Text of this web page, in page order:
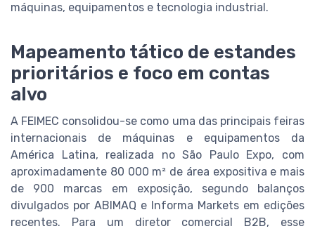
máquinas, equipamentos e tecnologia industrial.
Mapeamento tático de estandes
prioritários e foco em contas
alvo
A FEIMEC consolidou-se como uma das principais feiras
internacionais de máquinas e equipamentos da
América Latina, realizada no São Paulo Expo, com
aproximadamente 80 000 m² de área expositiva e mais
de 900 marcas em exposição, segundo balanços
divulgados por ABIMAQ e Informa Markets em edições
recentes. Para um diretor comercial B2B, esse